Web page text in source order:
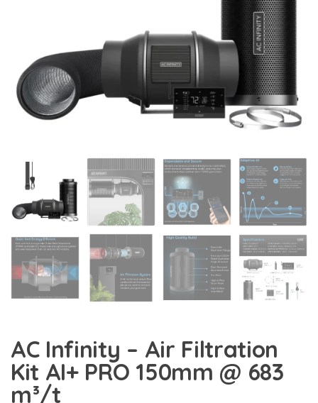
AC Infinity – Air Filtration
Kit AI+ PRO 150mm @ 683
m³/t